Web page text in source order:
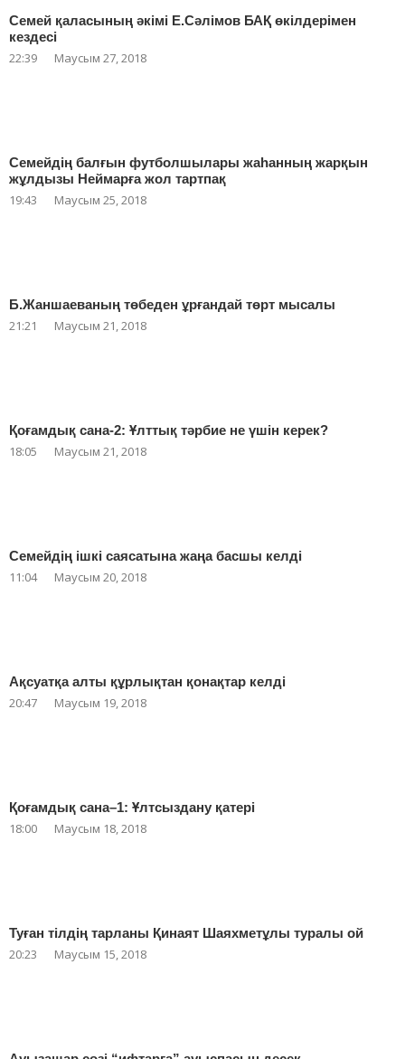
Семей қаласының әкімі Е.Сәлімов БАҚ өкілдерімен
кездесі
22:39 Маусым 27, 2018
Семейдің балғын футболшылары жаһанның жарқын
жұлдызы Неймарға жол тартпақ
19:43 Маусым 25, 2018
Б.Жаншаеваның төбеден ұрғандай төрт мысалы
21:21 Маусым 21, 2018
Қоғамдық сана-2: Ұлттық тәрбие не үшін керек?
18:05 Маусым 21, 2018
Семейдің ішкі саясатына жаңа басшы келді
11:04 Маусым 20, 2018
Ақсуатқа алты құрлықтан қонақтар келді
20:47 Маусым 19, 2018
Қоғамдық сана–1: Ұлтсыздану қатері
18:00 Маусым 18, 2018
Туған тілдің тарланы Қинаят Шаяхметұлы туралы ой
20:23 Маусым 15, 2018